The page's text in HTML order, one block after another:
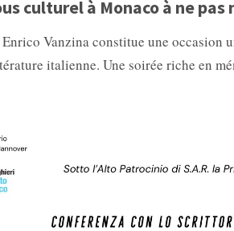
culturel à Monaco à ne pas
Vanzina constitue une occasion
italienne. Une soirée riche en